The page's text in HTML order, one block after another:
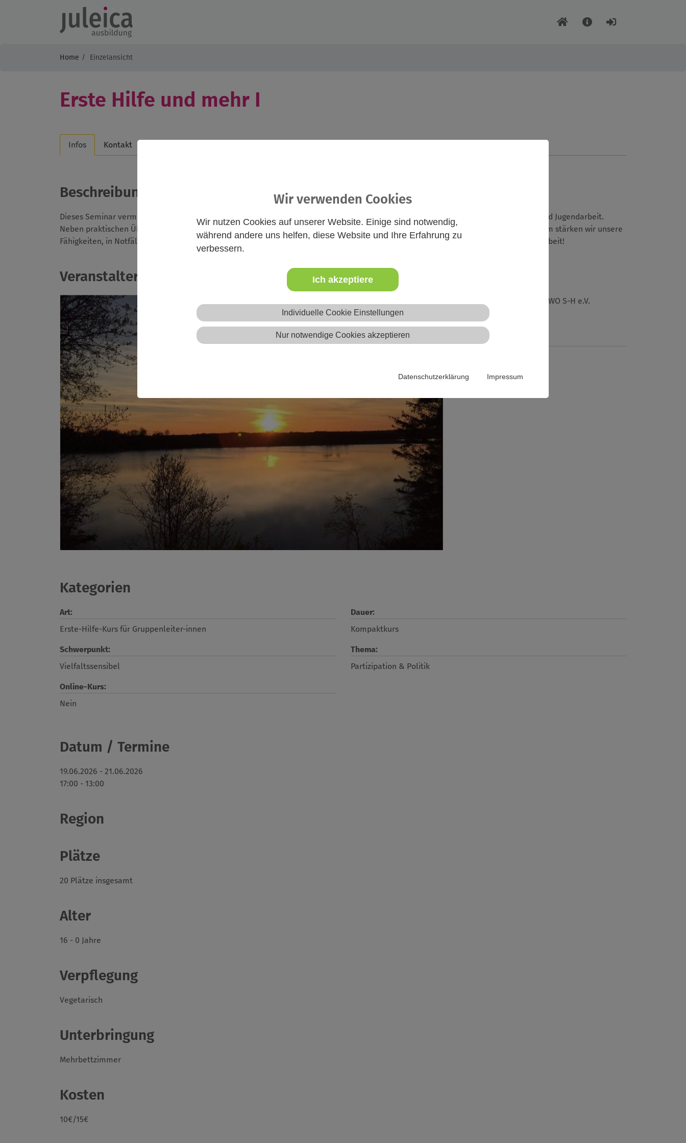
Wir verwenden Cookies
Wir nutzen Cookies auf unserer Website. Einige sind notwendig,
während andere uns helfen, diese Website und Ihre Erfahrung zu
verbessern.
Ich akzeptiere
Individuelle Cookie Einstellungen
Nur notwendige Cookies akzeptieren
Datenschutzerklärung Impressum
Home Einzelansicht
Erste Hilfe und mehr I
Infos Kontakt
Beschreibung
Dieses Seminar vermittelt Jugendgruppenleiter*innen wichtige Erste-Hilfe-Kenntnisse, zugeschnitten auf Situationen in der Kinder- und Jugendarbeit.
Neben praktischen Übungen geht es auch um Prävention und den Umgang mit besonderen Herausforderungen in Gruppen. Gemeinsam stärken wir unsere
Fähigkeiten, in Notfällen sicher zu handeln und Verantwortung zu übernehmen – für ein gutes und geschütztes Umfeld in der Jugendarbeit!
Veranstalter*in
Landesjugendwerk der AWO S-H e.V.
Website
Kategorien
Art:
Erste-Hilfe-Kurs für Gruppenleiter-innen
Dauer:
Kompaktkurs
Schwerpunkt:
Vielfaltssensibel
Thema:
Partizipation & Politik
Online-Kurs:
Nein
Datum / Termine
19.06.2026 - 21.06.2026
17:00 - 13:00
Region
Plätze
20 Plätze insgesamt
Alter
16 - 0 Jahre
Verpflegung
Vegetarisch
Unterbringung
Mehrbettzimmer
Kosten
10€/15€